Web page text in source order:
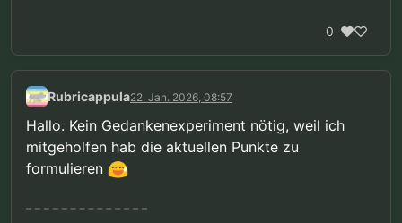
0
Rubricappula22. Jan. 2026, 08:57
Hallo. Kein Gedankenexperiment nötig, weil ich
mitgeholfen hab die aktuellen Punkte zu
formulieren